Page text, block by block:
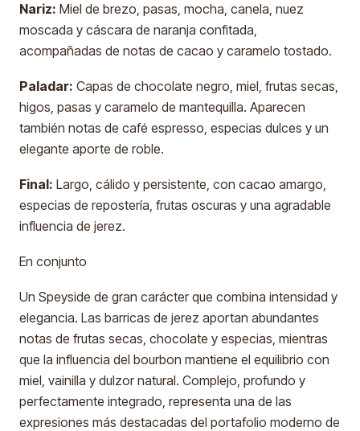
Nariz: Miel de brezo, pasas, mocha, canela, nuez
moscada y cáscara de naranja confitada,
acompañadas de notas de cacao y caramelo tostado.
Paladar: Capas de chocolate negro, miel, frutas secas,
higos, pasas y caramelo de mantequilla. Aparecen
también notas de café espresso, especias dulces y un
elegante aporte de roble.
Final: Largo, cálido y persistente, con cacao amargo,
especias de repostería, frutas oscuras y una agradable
influencia de jerez.
En conjunto
Un Speyside de gran carácter que combina intensidad y
elegancia. Las barricas de jerez aportan abundantes
notas de frutas secas, chocolate y especias, mientras
que la influencia del bourbon mantiene el equilibrio con
miel, vainilla y dulzor natural. Complejo, profundo y
perfectamente integrado, representa una de las
expresiones más destacadas del portafolio moderno de